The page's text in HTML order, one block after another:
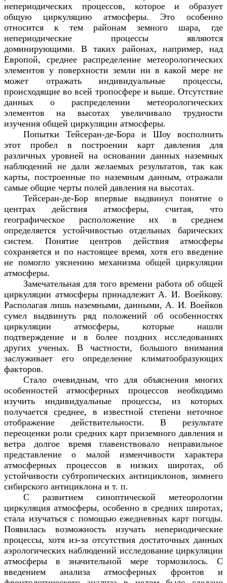
непериодических процессов, которое и образует
общую циркуляцию атмосферы. Это особенно
относится к тем районам земного шара, где
непериодические процессы являются
доминирующими. В таких районах, например, над
Европой, среднее распределение метеорологических
элементов у поверхности земли ни в какой мере не
может отражать индивидуальные процессы,
происходящие во всей тропосфере и выше. Отсутствие
данных о распределении метеорологических
элементов на высотах увеличивало трудности
изучения общей циркуляции атмосферы.
Попытки Тейсеран-де-Бора и Шоу восполнить
этот пробел в построении карт давления для
различных уровней на основании данных наземных
наблюдений не дали желаемых результатов, так как
карты, построенные по наземным данным, отражали
самые общие черты полей давления на высотах.
Тейсеран-де-Бор впервые выдвинул понятие о
центрах действия атмосферы, считая, что
географическое расположение их в среднем
определяется устойчивостью отдельных барических
систем. Понятие центров действия атмосферы
сохраняется и по настоящее время, хотя его введение
не помогло уяснению механизма общей циркуляции
атмосферы.
Замечательная для того времени работа об общей
циркуляции атмосферы принадлежит А. И. Воейкову.
Располагая лишь наземными, данными, А. И. Воейков
сумел выдвинуть ряд положений об особенностях
циркуляции атмосферы, которые нашли
подтверждение и в более поздних исследованиях
других ученых. В частности, большого внимания
заслуживает его определение климатообразующих
факторов.
Стало очевидным, что для объяснения многих
особенностей атмосферных процессов необходимо
изучить индивидуальные процессы, из которых
получается среднее, в известной степени неточное
отображение действительности. В результате
переоценки роли средних карт приземного давления и
ветра долгое время главенствовало неправильное
представление о малой изменчивости характера
атмосферных процессов в низких широтах, об
устойчивости субтропических антициклонов, зимнего
сибирского антициклона и т. п.
С развитием синоптической метеорологии
циркуляция атмосферы, особенно в средних широтах,
стала изучаться с помощью ежедневных карт погоды.
Появилась возможность изучать непериодические
процессы, хотя из-за отсутствия достаточных данных
аэрологических наблюдений исследование циркуляции
атмосферы в значительной мере тормозилось. С
введением анализа атмосферных фронтов и